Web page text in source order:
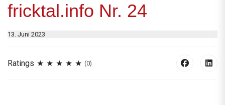
fricktal.info Nr. 24
13. Juni 2023
Ratings (0)